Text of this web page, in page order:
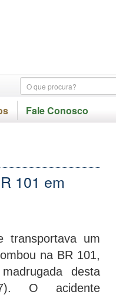
Fale Conosco
101 em
transportava um
na BR 101,
desta
O acidente